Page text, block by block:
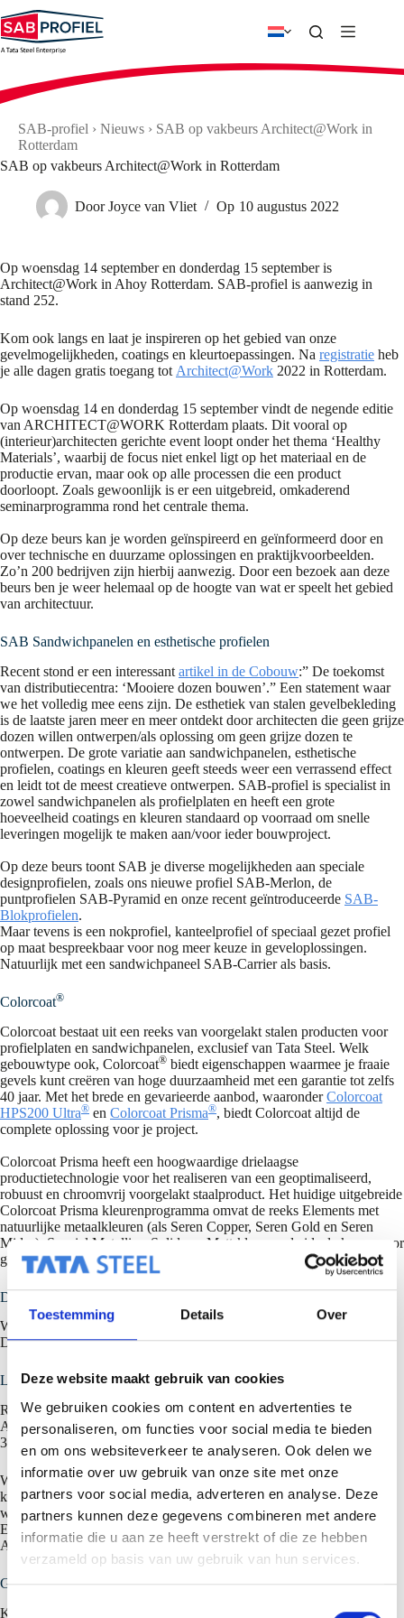
Toestemming Details Over
Deze website maakt gebruik van cookies
We gebruiken cookies om content en advertenties te
personaliseren, om functies voor social media te bieden
en om ons websiteverkeer te analyseren. Ook delen we
informatie over uw gebruik van onze site met onze
partners voor social media, adverteren en analyse. Deze
partners kunnen deze gegevens combineren met andere
informatie die u aan ze heeft verstrekt of die ze hebben
verzameld op basis van uw gebruik van hun services.
T
naar
de
inhoud
SAB-profiel › Nieuws › SAB op vakbeurs Architect@Work in
Rotterdam
SAB op vakbeurs Architect@Work in Rotterdam
Door Joyce van Vliet Op 10 augustus 2022
Op woensdag 14 september en donderdag 15 september is
Architect@Work in Ahoy Rotterdam. SAB-profiel is aanwezig in
stand 252.
Kom ook langs en laat je inspireren op het gebied van onze
gevelmogelijkheden, coatings en kleurtoepassingen. Na registratie heb
je alle dagen gratis toegang tot Architect@Work 2022 in Rotterdam.
Op woensdag 14 en donderdag 15 september vindt de negende editie
van ARCHITECT@WORK Rotterdam plaats. Dit vooral op
(interieur)architecten gerichte event loopt onder het thema ‘Healthy
Materials’, waarbij de focus niet enkel ligt op het materiaal en de
productie ervan, maar ook op alle processen die een product
doorloopt. Zoals gewoonlijk is er een uitgebreid, omkaderend
seminarprogramma rond het centrale thema.
Op deze beurs kan je worden geïnspireerd en geïnformeerd door en
over technische en duurzame oplossingen en praktijkvoorbeelden.
Zo’n 200 bedrijven zijn hierbij aanwezig. Door een bezoek aan deze
beurs ben je weer helemaal op de hoogte van wat er speelt het gebied
van architectuur.
SAB Sandwichpanelen en esthetische profielen
Recent stond er een interessant artikel in de Cobouw:” De toekomst
van distributiecentra: ‘Mooiere dozen bouwen’.” Een statement waar
we het volledig mee eens zijn. De esthetiek van stalen gevelbekleding
is de laatste jaren meer en meer ontdekt door architecten die geen grijze
dozen willen ontwerpen/als oplossing om geen grijze dozen te
ontwerpen. De grote variatie aan sandwichpanelen, esthetische
profielen, coatings en kleuren geeft steeds weer een verrassend effect
en leidt tot de meest creatieve ontwerpen. SAB-profiel is specialist in
zowel sandwichpanelen als profielplaten en heeft een grote
hoeveelheid coatings en kleuren standaard op voorraad om snelle
leveringen mogelijk te maken aan/voor ieder bouwproject.
Op deze beurs toont SAB je diverse mogelijkheden aan speciale
designprofielen, zoals ons nieuwe profiel SAB-Merlon, de
puntprofielen SAB-Pyramid en onze recent geïntroduceerde SAB-
Blokprofielen.
Maar tevens is een nokprofiel, kanteelprofiel of speciaal gezet profiel
op maat bespreekbaar voor nog meer keuze in geveloplossingen.
Natuurlijk met een sandwichpaneel SAB-Carrier als basis.
Colorcoat®
Colorcoat bestaat uit een reeks van voorgelakt stalen producten voor
profielplaten en sandwichpanelen, exclusief van Tata Steel. Welk
gebouwtype ook, Colorcoat® biedt eigenschappen waarmee je fraaie
gevels kunt creëren van hoge duurzaamheid met een garantie tot zelfs
40 jaar. Met het brede en gevarieerde aanbod, waaronderColorcoat
HPS200 Ultra® en Colorcoat Prisma®, biedt Colorcoat altijd de
complete oplossing voor je project.
Colorcoat Prisma heeft een hoogwaardige drielaagse
productietechnologie voor het realiseren van een geoptimaliseerd,
robuust en chroomvrij voorgelakt staalproduct. Het huidige uitgebreide
Colorcoat Prisma kleurenprogramma omvat de reeks Elements met
natuurlijke metaalkleuren (als Seren Copper, Seren Gold en Seren
Midas), Special Metallics, Solids en Matt-kleuren, de ideale keuze voor
geveltoepassingen.
Data & tijden
Woensdag 14 september: 11.00 – 19.00 uur
Donderdag 15 septtember: 11.00 – 19.00 uur
Locatie en bereikbaarheid
Rotterdam Ahoy – Hal 1
Ahoyweg 10
3084 BA Rotterdam
We stimuleren je graag om met het openbaar vervoer naar de beurs te
komen, dat scheelt CO2. Kom je toch met eigen vervoer? Via de
website van Rotterdam Ahoy kun je de routebeschrijving opvragen.
Er zijn ruime parkeermogelijkheden op de terreinen van Rotterdam
Ahoy. Voor de bewaakte parking betaal je 18,00 EUR per dagticket.
Gratis toegang met catering en meer informatie
Kom ook langs. Na
heb je beide dagen gratis toegang.